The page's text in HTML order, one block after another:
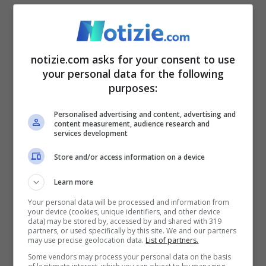
infamità non appartiene alla nostra
mentalità “, riferendosi proprio alla
decisione dell’ex leader della tifoseria di
che le forze dell’ordine siano giunte
dello stesso Beretta.
Stando a quanto emerso, Bellocco avrebbe
voluto estromettere Beretta dagli affari
della curva nerazzurra ed in particolare
notizie.com asks for your consent to use
your personal data for the following
purposes:
Personalised advertising and content, advertising and
content measurement, audience research and
services development
Store and/or access information on a device
Learn more
Your personal data will be processed and information from
your device (cookies, unique identifiers, and other device
data) may be stored by, accessed by and shared with 319
partners, or used specifically by this site. We and our partners
may use precise geolocation data. List of partners.
Some vendors may process your personal data on the basis